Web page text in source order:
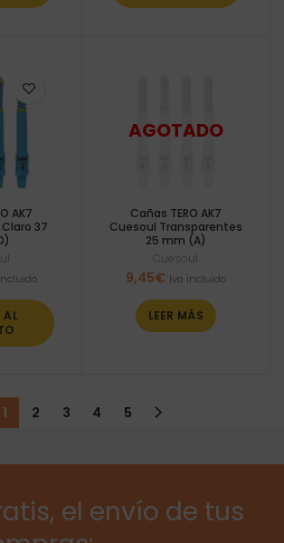
AK7
37
AL
Cañas TERO AK7
Cuesoul Transparentes
25 mm (A)
Cuesoul
9,45€ Iva incluido
LEER MÁS
1 2 3 4 5
el envío de tus